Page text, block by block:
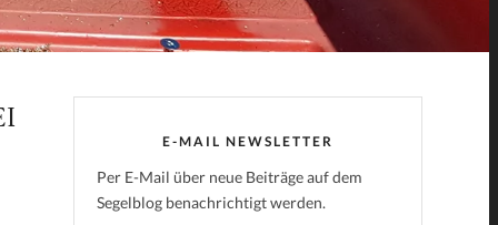
E-MAIL NEWSLETTER
Per E-Mail über neue Beiträge auf dem
Segelblog benachrichtigt werden.